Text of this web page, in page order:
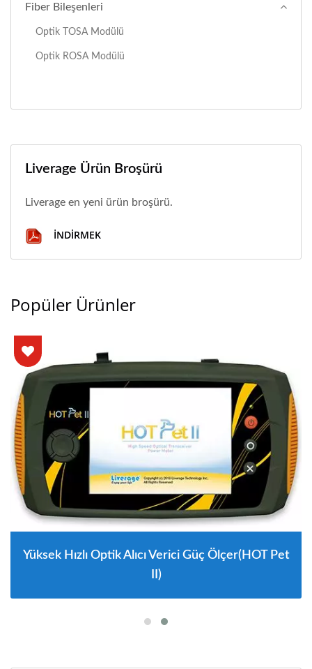
Fiber Bileşenleri
Optik TOSA Modülü
Optik ROSA Modülü
Liverage Ürün Broşürü
Liverage en yeni ürün broşürü.
İNDIRMEK
Popüler Ürünler
Yüksek Hızlı Optik Alıcı Verici Güç Ölçer(HOT Pet
II)